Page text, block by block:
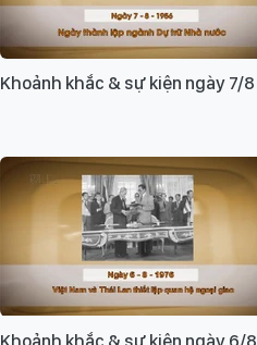
Khoảnh khắc & sự kiện ngày 7/8
Khoảnh khắc & sự kiện ngày 6/8